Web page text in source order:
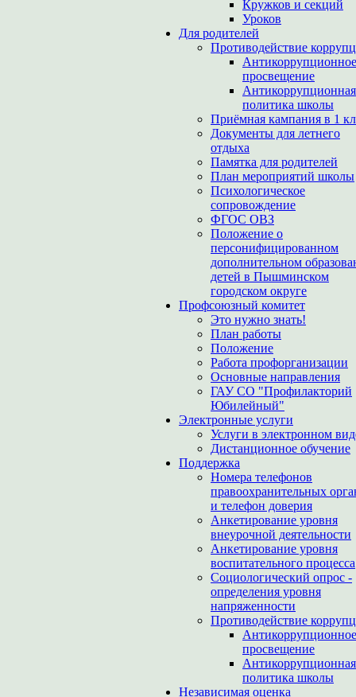
Кружков и секций
Уроков
Для родителей
Противодействие
Антикоррупционное
просвещение
Антикоррупционная
политика школы
Приёмная кампания в 1
Документы для летнего
отдыха
Памятка для родителей
План мероприятий школы
Психологическое
сопровождение
ФГОС ОВЗ
Положение о
персонифицированном
дополнительном
детей в Пышминском
городском округе
Профсоюзный комитет
Это нужно знать!
План работы
Положение
Работа профорганизации
Основные направления
ГАУ СО "Профилакторий
Юбилейный"
Электронные услуги
Услуги в электронном
Дистанционное обучение
Поддержка
Номера телефонов
правоохранительных
и телефон доверия
Анкетирование уровня
внеурочной деятельности
Анкетирование уровня
воспитательного процесса
Социологический опрос -
определения уровня
напряженности
Противодействие
Антикоррупционное
просвещение
Антикоррупционная
политика школы
Независимая оценка